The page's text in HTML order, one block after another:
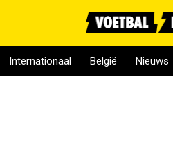
Internationaal België Nieuws